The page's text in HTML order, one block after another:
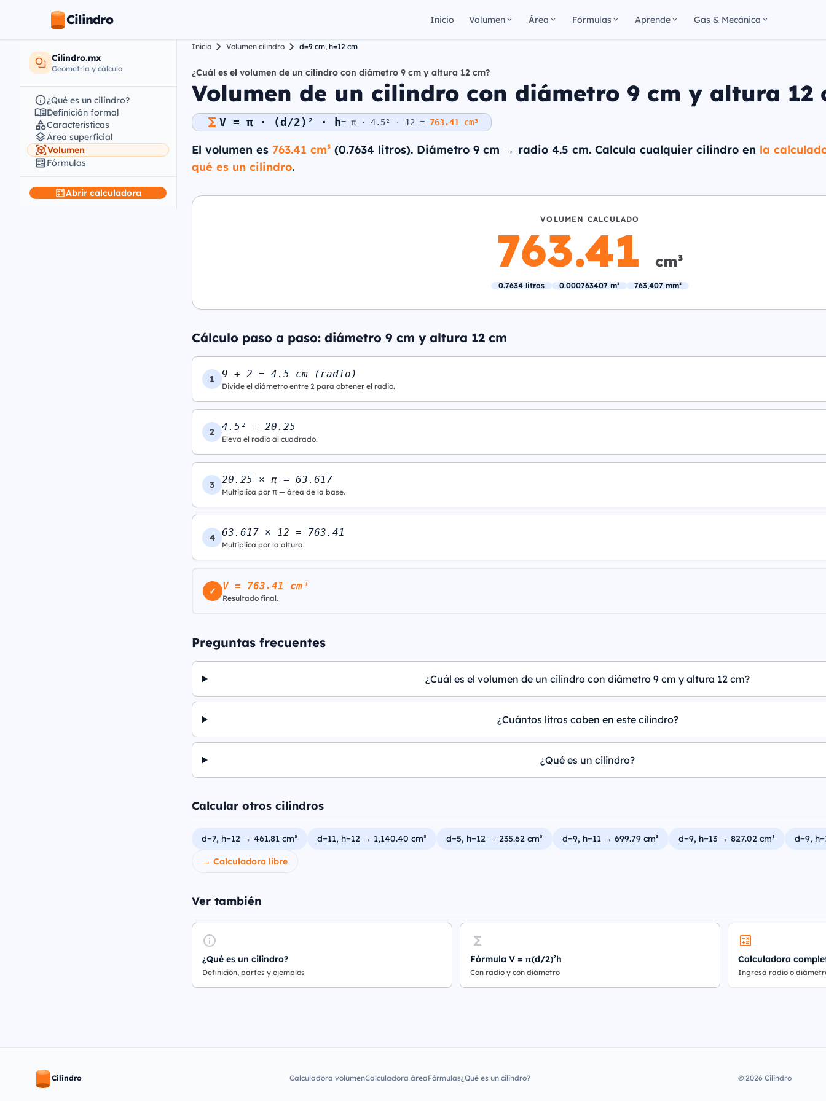
Cilindro Inicio Volumen Área Fórmulas Aprende Gas & Mecánica
Cilindro.mx
Geometría y cálculo
¿Qué es un cilindro?
Definición formal
Características
Área superficial
Volumen
Fórmulas
Abrir calculadora
Inicio Volumen cilindro d=9 cm, h=12 cm
¿Cuál es el volumen de un cilindro con diámetro 9 cm y altura 12 cm?
Volumen de un cilindro con diámetro 9 cm y altura 12
V = π · (d/2)² · h= π · 4.5² · 12 = 763.41 cm³
El volumen es 763.41 cm³ (0.7634 litros). Diámetro 9 cm → radio 4.5 cm. Calcula cualquier cilindro en la
qué es un cilindro.
VOLUMEN CALCULADO
763.41 cm³
0.7634 litros 0.000763407 m³ 763,407 mm³
Cálculo paso a paso: diámetro 9 cm y altura 12 cm
1 9 ÷ 2 = 4.5 cm (radio)
Divide el diámetro entre 2 para obtener el radio.
2 4.5² = 20.25
Eleva el radio al cuadrado.
3 20.25 × π = 63.617
Multiplica por π — área de la base.
4 63.617 × 12 = 763.41
Multiplica por la altura.
✓ V = 763.41 cm³
Resultado final.
Preguntas frecuentes
¿Cuál es el volumen de un cilindro con diámetro 9 cm y altura 12 cm?
¿Cuántos litros caben en este cilindro?
¿Qué es un cilindro?
Calcular otros cilindros
d=7, h=12 → 461.81 cm³ d=11, h=12 → 1,140.40 cm³ d=5, h=12 → 235.62 cm³ d=9, h=11 → 699.79 cm³ d=9, h=13 → 827.02 cm³ d=9,
→ Calculadora libre
Ver también
¿Qué es un cilindro?
Definición, partes y ejemplos
Fórmula V = π(d/2)²h
Con radio y con diámetro
Calculadora
Ingresa radio o
Cilindro Calculadora volumenCalculadora áreaFórmulas¿Qué es un cilindro? © 2026 Cilindro